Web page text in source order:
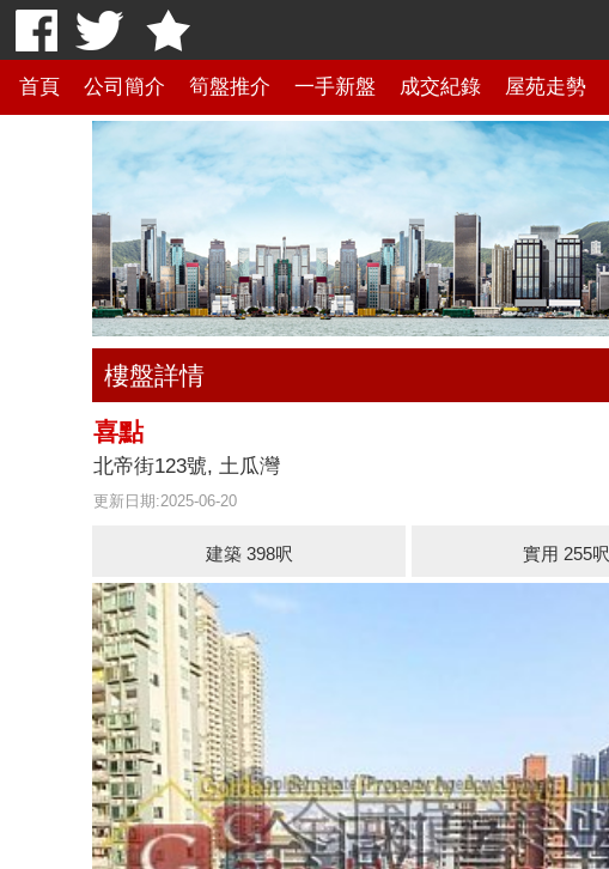
首頁 公司簡介 筍盤推介 一手新盤 成交紀錄 屋苑走勢
樓盤詳情
喜點
北帝街123號, 土瓜灣
更新日期:2025-06-20
建築 398呎 實用 255呎